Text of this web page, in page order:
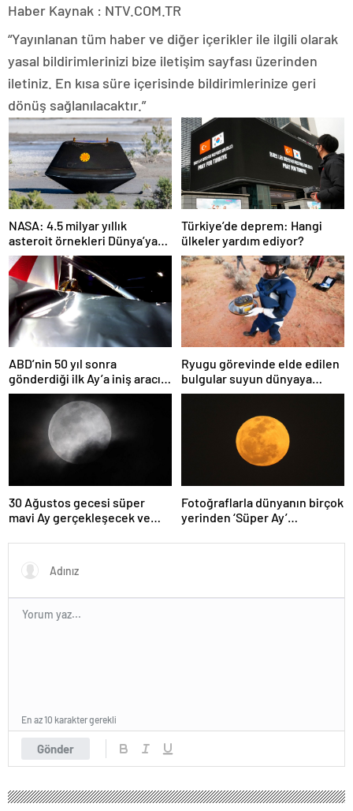
Haber Kaynak : NTV.COM.TR
“Yayınlanan tüm haber ve diğer içerikler ile ilgili olarak
yasal bildirimlerinizi bize iletişim sayfası üzerinden
iletiniz. En kısa süre içerisinde bildirimlerinize geri
dönüş sağlanılacaktır.”
NASA: 4.5 milyar yıllık
asteroit örnekleri Dünya’ya
getirildi; yaşamın
başlangıcına ışık tutabilir
Türkiye’de deprem: Hangi
ülkeler yardım ediyor?
ABD’nin 50 yıl sonra
gönderdiği ilk Ay’a iniş aracı
Peregrine atmosferde
yanarak denize düştü
Ryugu görevinde elde edilen
bulgular suyun dünyaya
asteroitlerce getirilmiş
30 Ağustos gecesi süper
mavi Ay gerçekleşecek ve
olacak
Fotoğraflarla dünyanın birçok
yerinden ‘Süper Ay’
Gönder
En az 10 karakter gerekli